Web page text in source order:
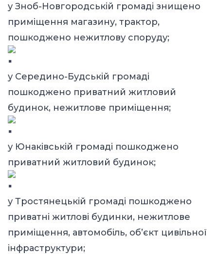
у Зноб-Новгородській громаді знищено
приміщення магазину, трактор,
пошкоджено нежитлову споруду;
у Середино-Будській громаді
пошкоджено приватний житловий
будинок, нежитлове приміщення;
у Юнаківській громаді пошкоджено
приватний житловий будинок;
у Тростянецькій громаді пошкоджено
приватні житлові будинки, нежитлове
приміщення, автомобіль, об’єкт цивільної
інфраструктури;